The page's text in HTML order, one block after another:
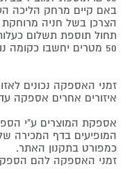
הצרכן בשל חניה מרוחקת
תחול תוספת תשלום
50 מטרים יחשבו כקומה נוספת).
זמני האספקה נכונים
איזורים אחרים אספקה עד 14 ימי עסקים
אספקת המוצרים ע"י
המופיעים בדף המכירה
כמפורט בתקנון האתר.
זמני האספקה להם